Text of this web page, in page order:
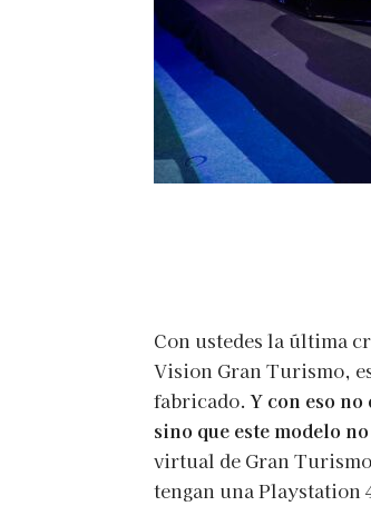
Con ustedes la última
Vision Gran Turismo,
fabricado. Y con eso
sino que este modelo
virtual de Gran
tengan una Playstation